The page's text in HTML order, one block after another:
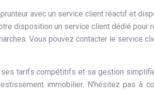
avec un service client réactif et
disposition un service client dédié pour
Vous pouvez contacter le service
tarifs compétitifs et sa gestion
immobilier. N’hésitez pas à